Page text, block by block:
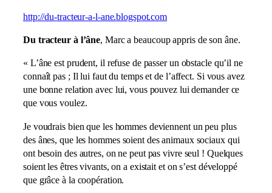
http://du-tracteur-a-l-ane.blogspot.com
Du tracteur à l’âne, Marc a beaucoup appris de son âne.
« L’âne est prudent, il refuse de passer un obstacle qu’il ne
connaît pas ; Il lui faut du temps et de l’affect. Si vous avez
une bonne relation avec lui, vous pouvez lui demander ce
que vous voulez.
Je voudrais bien que les hommes deviennent un peu plus
des ânes, que les hommes soient des animaux sociaux qui
ont besoin des autres, on ne peut pas vivre seul ! Quelques
soient les êtres vivants, on a existait et on s’est développé
que grâce à la coopération.